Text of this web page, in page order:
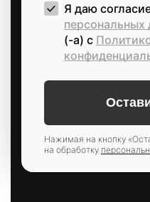
Я даю
персональных
(-а) c
Нажимая на кнопку
на обработку